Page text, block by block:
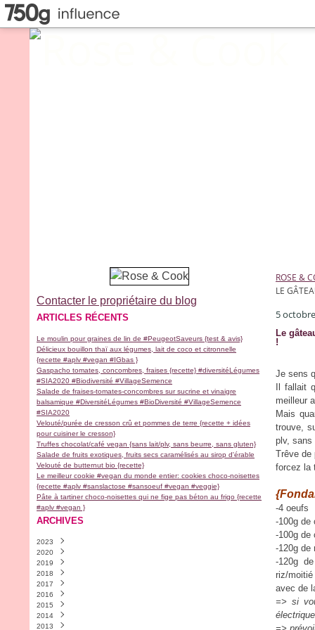
Contacter le propriétaire du blog
ARTICLES RÉCENTS
Le moulin pour graines de lin de #PeugeotSaveurs {test & avis}
Délicieux bouillon thaï aux légumes, lait de coco et citronnelle
{recette #aplv #vegan #IGbas }
Gaspacho tomates, concombres, fraises {recette} #diversitéLégumes
#SIA2020 #Biodiversité #VillageSemence
Salade de fraises-tomates-concombres sur sucrine et vinaigre
balsamique #DiversitéLégumes #BioDiversité #VillageSemence
#SIA2020
Velouté/purée de cresson crû et pommes de terre {recette + idées
pour cuisiner le cresson}
Truffes chocolat/café vegan {sans lait/plv, sans beurre, sans gluten}
Salade de fruits exotiques, fruits secs caramélisés au sirop d'érable
Velouté de butternut bio {recette}
Le meilleur cookie #vegan du monde entier: cookies choco-noisettes
{recette #aplv #sanslactose #sansoeuf #vegan #veggie}
Pâte à tartiner choco-noisettes qui ne fige pas béton au frigo {recette
#aplv #vegan }
ARCHIVES
2023
Novembre
2020
Avril
Février
Janvier
2019
Décembre
Novembre
Septembre
Août
Juillet
Mai(1)
2018
Décembre
Septembre
Juillet
Juin
Mars
2017
Décembre
Novembre
Octobre
Septembre
2016
Décembre
Novembre
Octobre
2015
Décembre
Novembre
2014
Décembre
2013
ROSE &
LE
5
Le
!
Je sens
Il fallait
meilleur
Mais
trouve,
plv, sans
Trêve de
forcez la
-4 oeufs
-100g de
-100g de
-120g de
-120g
riz/
avec de
=> si